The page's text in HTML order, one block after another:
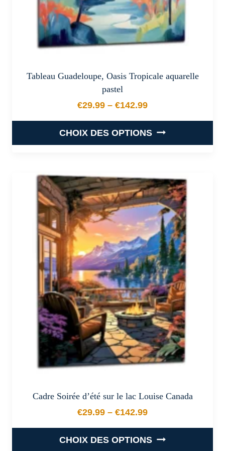
du
produit
Tableau Guadeloupe, Oasis Tropicale aquarelle
pastel
€29.99 – €142.99
Plage de prix : €29.99 à
CHOIX DES OPTIONS
a
plusieurs
variations.
Les
options
peuvent
être
choisies
sur
la
page
du
produit
Cadre Soirée d’été sur le lac Louise Canada
€29.99 – €142.99
Plage de prix : €29.99 à
CHOIX DES OPTIONS